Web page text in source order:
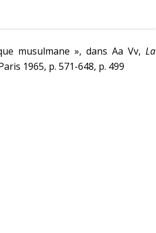
musulmane », dans Aa Vv, La
1965, p. 571-648, p. 499